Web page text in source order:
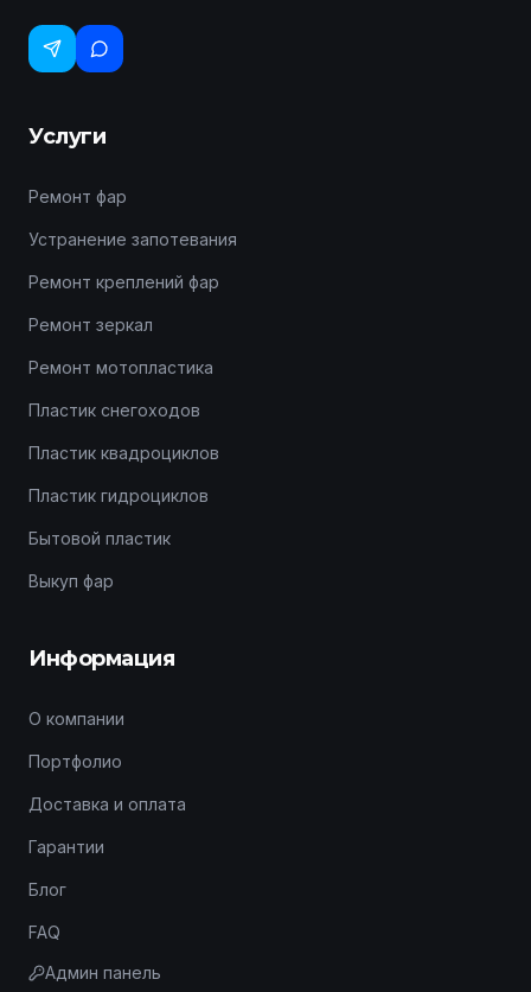
Услуги
Ремонт фар
Устранение запотевания
Ремонт креплений фар
Ремонт зеркал
Ремонт мотопластика
Пластик снегоходов
Пластик квадроциклов
Пластик гидроциклов
Бытовой пластик
Выкуп фар
Информация
О компании
Портфолио
Доставка и оплата
Гарантии
Блог
FAQ
Админ панель